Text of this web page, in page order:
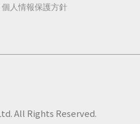
個人情報保護方針
All Rights Reserved.